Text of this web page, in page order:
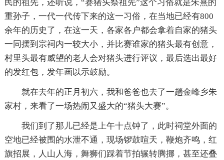
民的祖先，还听说，“赛猪头祭祖先”这个习俗就是朱熹的
重孙子，一代一代传下来的这一习俗，在当地已经有800
余年的历史了，在这一天，各家各户都会拿着自家的猪头
一同摆到宗祠内一较大小，并比赛谁家的猪头最有创意，
村里头最有威望的老人会对猪头进行评议，最后选出最好
的发红包，发年画以示鼓励。
就在去年的正月初六，我和爸爸也去了一趟金峰乡朱
家村，来看了一场热闹又盛大的“猪头大赛”。
我们到了那儿已经是上午十点钟了，此时祠堂外面的
空地已经被围的水泄不通，现场锣鼓喧天，鞭炮齐鸣，红
旗招展，人山人海，舞狮们踩着节拍辗转腾挪，甚至还叠